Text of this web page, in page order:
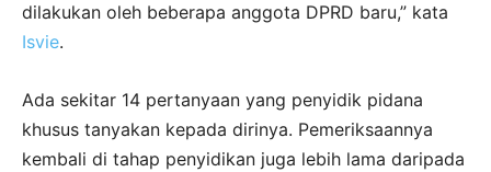
dilakukan oleh beberapa anggota DPRD baru,” kata
Isvie.
Ada sekitar 14 pertanyaan yang penyidik pidana
khusus tanyakan kepada dirinya. Pemeriksaannya
kembali di tahap penyidikan juga lebih lama daripada